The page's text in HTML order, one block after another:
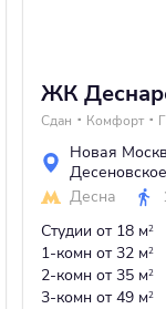
ЖК
Сдан Комфорт
Новая
Десеновское
Десна
Студии от 18 м2
1-комн от 32 м2
2-комн от 35 м2
3-комн от 49 м2